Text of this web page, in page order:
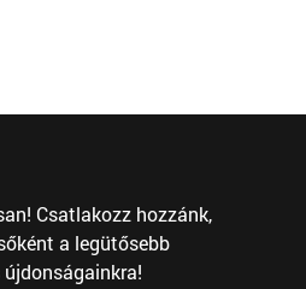
Csatlakozz hozzánk,
a legütősebb